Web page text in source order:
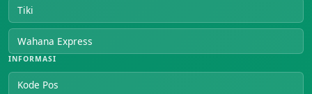
Tiki
Wahana Express
INFORMASI
Kode Pos